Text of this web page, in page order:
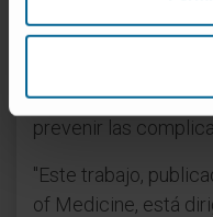
PICP es más
imagen. Asimismo,
indicación de
prevenir las
"Este trabajo,
of Medicine, está